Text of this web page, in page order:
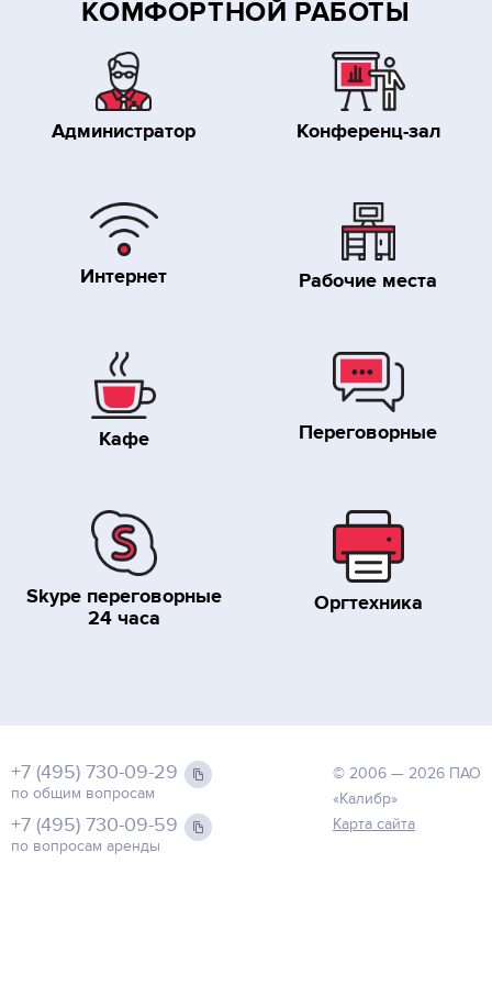
КОМФОРТНОЙ РАБОТЫ
Администратор Конференц-зал
Интернет Рабочие места
Кафе Переговорные
Skype переговорные
24 часа
Оргтехника
+7 (495) 730-09-29
по общим вопросам
+7 (495) 730-09-59
по вопросам аренды
© 2006 — 2026 ПАО
«Калибр»
Карта сайта